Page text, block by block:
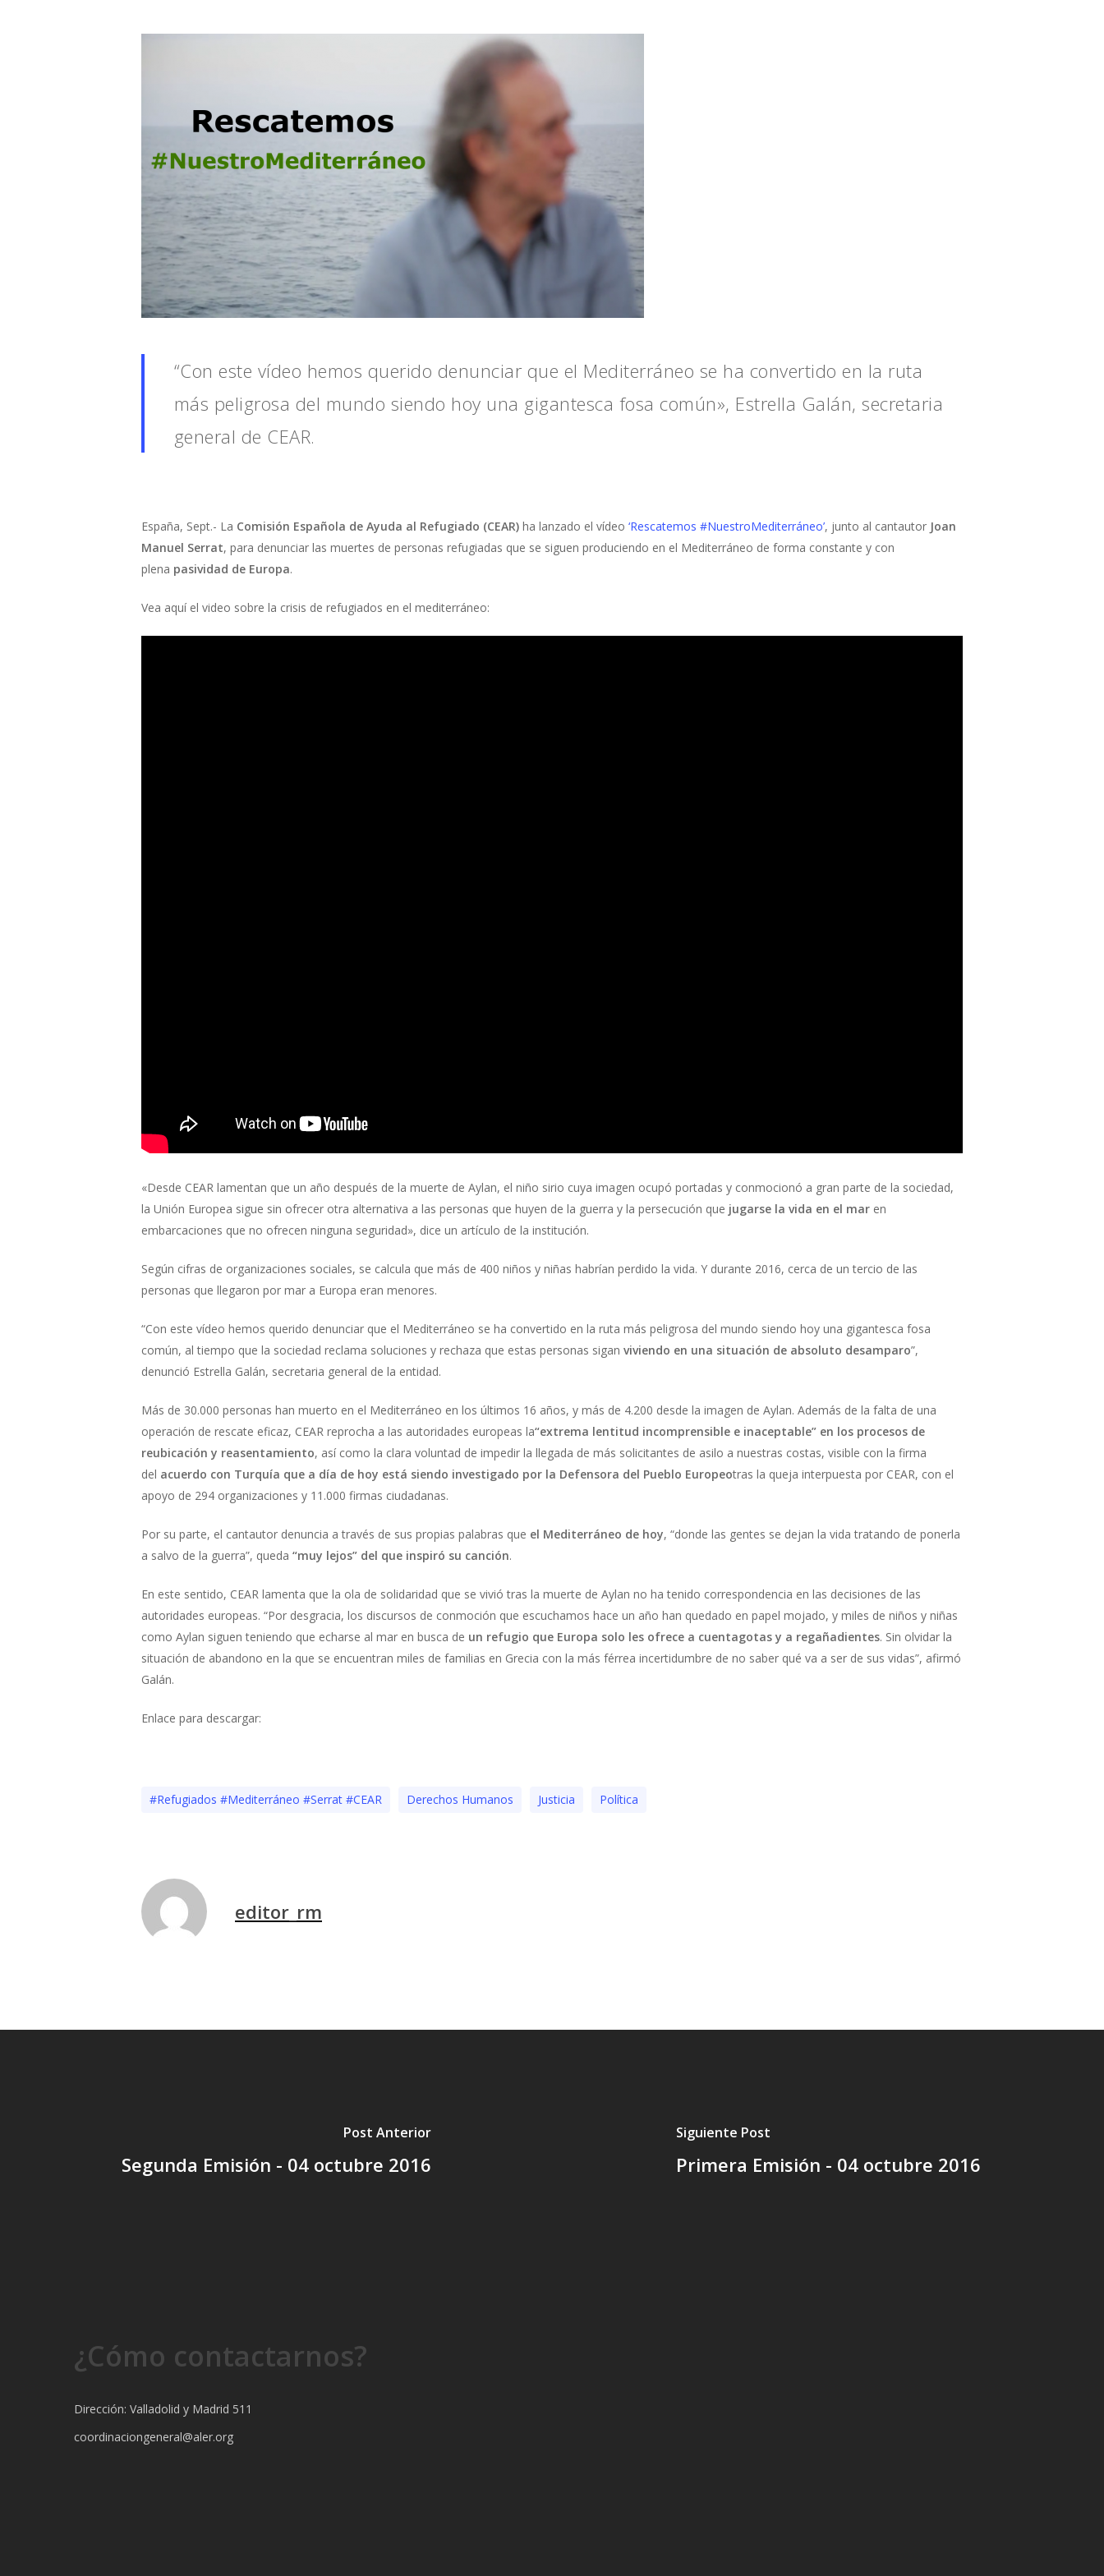
Presiona "ENTER" para buscar o "ESC" para cerrar
“Con este vídeo hemos querido denunciar que el Mediterráneo se ha convertido en la ruta
más peligrosa del mundo siendo hoy una gigantesca fosa común», Estrella Galán, secretaria
general de CEAR.
España, Sept.- La Comisión Española de Ayuda al Refugiado (CEAR) ha lanzado el vídeo ‘Rescatemos #NuestroMediterráneo’, junto al cantautor Joan
Manuel Serrat, para denunciar las muertes de personas refugiadas que se siguen produciendo en el Mediterráneo de forma constante y con
plena pasividad de Europa.
Vea aquí el video sobre la crisis de refugiados en el mediterráneo:
«Desde CEAR lamentan que un año después de la muerte de Aylan, el niño sirio cuya imagen ocupó portadas y conmocionó a gran parte de la sociedad,
la Unión Europea sigue sin ofrecer otra alternativa a las personas que huyen de la guerra y la persecución que jugarse la vida en el mar en
embarcaciones que no ofrecen ninguna seguridad», dice un artículo de la institución.
Según cifras de organizaciones sociales, se calcula que más de 400 niños y niñas habrían perdido la vida. Y durante 2016, cerca de un tercio de las
personas que llegaron por mar a Europa eran menores.
“Con este vídeo hemos querido denunciar que el Mediterráneo se ha convertido en la ruta más peligrosa del mundo siendo hoy una gigantesca fosa
común, al tiempo que la sociedad reclama soluciones y rechaza que estas personas sigan viviendo en una situación de absoluto desamparo”,
denunció Estrella Galán, secretaria general de la entidad.
Más de 30.000 personas han muerto en el Mediterráneo en los últimos 16 años, y más de 4.200 desde la imagen de Aylan. Además de la falta de una
operación de rescate eficaz, CEAR reprocha a las autoridades europeas la“extrema lentitud incomprensible e inaceptable” en los procesos de
reubicación y reasentamiento, así como la clara voluntad de impedir la llegada de más solicitantes de asilo a nuestras costas, visible con la firma
del acuerdo con Turquía que a día de hoy está siendo investigado por la Defensora del Pueblo Europeotras la queja interpuesta por CEAR, con el
apoyo de 294 organizaciones y 11.000 firmas ciudadanas.
Por su parte, el cantautor denuncia a través de sus propias palabras que el Mediterráneo de hoy, “donde las gentes se dejan la vida tratando de ponerla
a salvo de la guerra”, queda “muy lejos” del que inspiró su canción.
En este sentido, CEAR lamenta que la ola de solidaridad que se vivió tras la muerte de Aylan no ha tenido correspondencia en las decisiones de las
autoridades europeas. “Por desgracia, los discursos de conmoción que escuchamos hace un año han quedado en papel mojado, y miles de niños y niñas
como Aylan siguen teniendo que echarse al mar en busca de un refugio que Europa solo les ofrece a cuentagotas y a regañadientes. Sin olvidar la
situación de abandono en la que se encuentran miles de familias en Grecia con la más férrea incertidumbre de no saber qué va a ser de sus vidas”, afirmó
Galán.
Enlace para descargar:
#Refugiados #Mediterráneo #Serrat #CEAR Derechos Humanos Justicia Polí­tica
editor_rm
Post Anterior
Segunda Emisión - 04 octubre 2016
Siguiente Post
Primera Emisión - 04 octubre 2016
¿Cómo contactarnos?
Dirección: Valladolid y Madrid 511
coordinaciongeneral@aler.org